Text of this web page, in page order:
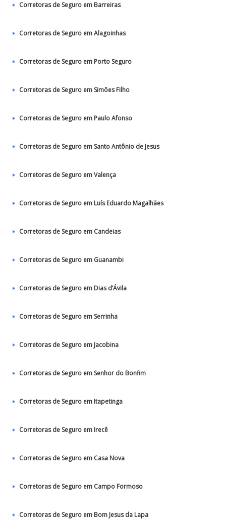
Corretoras de Seguro em Barreiras
Corretoras de Seguro em Alagoinhas
Corretoras de Seguro em Porto Seguro
Corretoras de Seguro em Simões Filho
Corretoras de Seguro em Paulo Afonso
Corretoras de Seguro em Santo Antônio de Jesus
Corretoras de Seguro em Valença
Corretoras de Seguro em Luís Eduardo Magalhães
Corretoras de Seguro em Candeias
Corretoras de Seguro em Guanambi
Corretoras de Seguro em Dias d’Ávila
Corretoras de Seguro em Serrinha
Corretoras de Seguro em Jacobina
Corretoras de Seguro em Senhor do Bonfim
Corretoras de Seguro em Itapetinga
Corretoras de Seguro em Irecê
Corretoras de Seguro em Casa Nova
Corretoras de Seguro em Campo Formoso
Corretoras de Seguro em Bom Jesus da Lapa